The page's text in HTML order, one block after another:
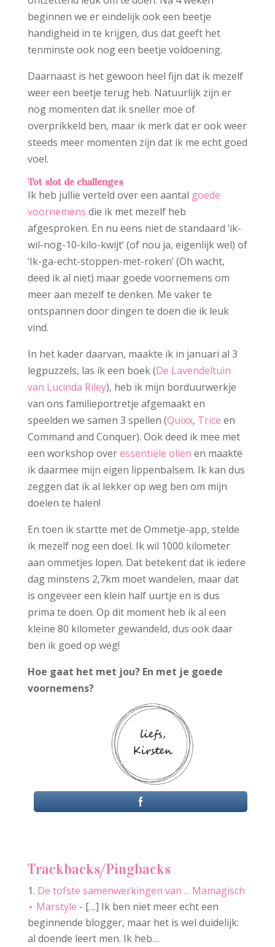
beginnen we er eindelijk ook een beetje
handigheid in te krijgen, dus dat geeft het
tenminste ook nog een beetje voldoening.
Daarnaast is het gewoon heel fijn dat ik mezelf
weer een beetje terug heb. Natuurlijk zijn er
nog momenten dat ik sneller moe of
overprikkeld ben, maar ik merk dat er ook weer
steeds meer momenten zijn dat ik me echt goed
voel.
Tot slot de challenges
Ik heb jullie verteld over een aantal goede
voornemens die ik met mezelf heb
afgesproken. En nu eens niet de standaard ‘ik-
wil-nog-10-kilo-kwijt’ (of nou ja, eigenlijk wel) of
‘Ik-ga-echt-stoppen-met-roken’ (Oh wacht,
deed ik al niet) maar goede voornemens om
meer aan mezelf te denken. Me vaker te
ontspannen door dingen te doen die ik leuk
vind.
In het kader daarvan, maakte ik in januari al 3
legpuzzels, las ik een boek (De Lavendeltuin
van Lucinda Riley), heb ik mijn borduurwerkje
van ons familieportretje afgemaakt en
speelden we samen 3 spellen (Quixx, Trice en
Command and Conquer). Ook deed ik mee met
een workshop overessentiële oliën en maakte
ik daarmee mijn eigen lippenbalsem. Ik kan dus
zeggen dat ik al lekker op weg ben om mijn
doelen te halen!
En toen ik startte met de Ommetje-app, stelde
ik mezelf nog een doel. Ik wil 1000 kilometer
aan ommetjes lopen. Dat betekent dat ik iedere
dag minstens 2,7km moet wandelen, maar dat
is ongeveer een klein half uurtje en is dus
prima te doen. Op dit moment heb ik al een
kleine 80 kilometer gewandeld, dus ook daar
ben ik goed op weg!
Hoe gaat het met jou? En met je goede
voornemens?
Trackbacks/Pingbacks
De tofste samenwerkingen van ... Mamagisch
⋆ Marstyle - […] Ik ben niet meer echt een
beginnende blogger, maar het is wel duidelijk:
al doende leert men. Ik heb…